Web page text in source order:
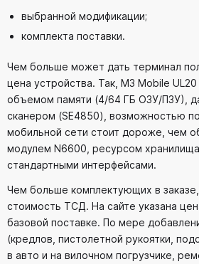
выбранной модификации;
комплекта поставки.
Чем больше может дать терминал
цена устройства. Так, M3 Mobile
объемом памяти (4/64 ГБ ОЗУ/ПЗУ),
сканером (SE4850), возможностью
мобильной сети стоит дороже, чем
модулем N6600, ресурсом
стандартными интерфейсами.
Чем больше комплектующих в
стоимость ТСД. На сайте указана
базовой поставке. По мере
(кредлов, пистолетной рукоятки,
в авто и на вилочном погрузчике,